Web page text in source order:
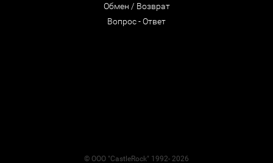
Обмен / Возврат
Вопрос - Ответ
© ООО "CastleRock" 1992- 2026